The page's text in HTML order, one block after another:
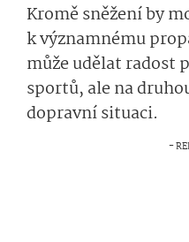
Kromě sněžení by
k významnému
může udělat radost
sportů, ale na
dopravní situaci.